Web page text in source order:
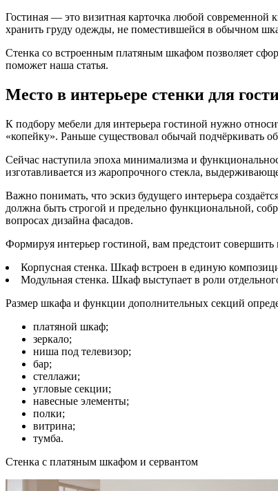
Гостиная — это визитная карточка любой современной
хранить груду одежды, не поместившейся в обычном
Стенка со встроенным платяным шкафом позволяет
поможет наша статья.
Место в интерьере стенки для
К подбору мебели для интерьера гостиной нужно
«копейку». Раньше существовал обычай подчёркивать
Сейчас наступила эпоха минимализма и
изготавливается из жаропрочного стекла,
Важно понимать, что эскиз будущего интерьера
должна быть строгой и предельно функциональной,
вопросах дизайна фасадов.
Формируя интерьер гостиной, вам предстоит
Корпусная стенка. Шкаф встроен в единую
Модульная стенка. Шкаф выступает в роли
Размер шкафа и функции дополнительных секций
платяной шкаф;
зеркало;
ниша под телевизор;
бар;
стеллажи;
угловые секции;
навесные элементы;
полки;
витрина;
тумба.
Стенка с платяным шкафом и сервантом